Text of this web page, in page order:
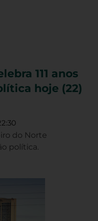
111 anos
hoje (22)
do Norte
política.